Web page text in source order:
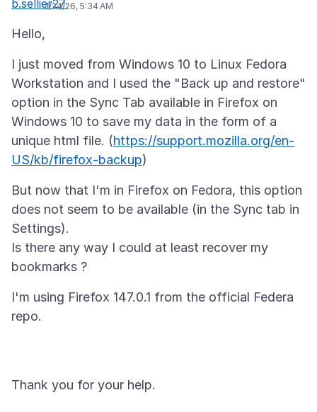
1/24/26, 5:34 AM
I just moved from Windows 10 to Linux Fedora
Workstation and I used the "Back up and restore"
option in the Sync Tab available in Firefox on
Windows 10 to save my data in the form of a
unique html file. (https://support.mozilla.org/en-
US/kb/firefox-backup
But now that I'm in Firefox on Fedora, this option
does not seem to be available (in the Sync tab in
Settings).
Is there any way I could at least recover my
I'm using Firefox 147.0.1 from the official Federa